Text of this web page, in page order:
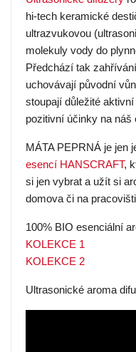
hi-tech keramické
ultrazvukovou
molekuly vody do
Předchází tak
uchovávají původní
stoupají důležité
pozitivní účinky na náš
MÁTA PEPRNÁ je jen
esencí HANSCRAFT,
si jen vybrat a užít si
domova či na
100% BIO esenciální
KOLEKCE 1
KOLEKCE 2
Ultrasonické aroma